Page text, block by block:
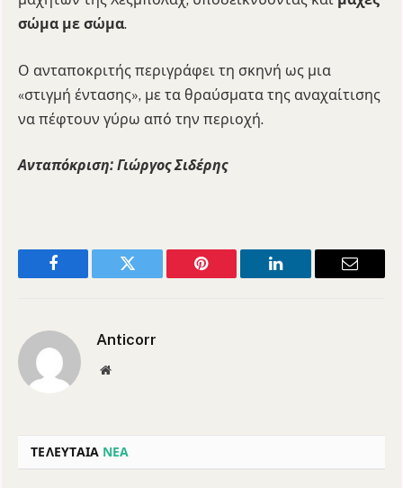
σώμα με σώμα.
Ο ανταποκριτής περιγράφει τη σκηνή ως μια
«στιγμή έντασης», με τα θραύσματα της αναχαίτισης
να πέφτουν γύρω από την περιοχή.
Ανταπόκριση: Γιώργος Σιδέρης
Facebook Twitter Pinterest LinkedIn Email
Anticorr
Website
ΤΕΛΕΥΤΑΙΑ ΝΕΑ